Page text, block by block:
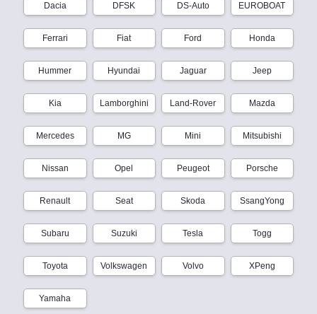
Dacia DFSK DS-Auto EUROBOAT
Ferrari Fiat Ford Honda
Hummer Hyundai Jaguar Jeep
Kia Lamborghini Land-Rover Mazda
Mercedes MG Mini Mitsubishi
Nissan Opel Peugeot Porsche
Renault Seat Skoda SsangYong
Subaru Suzuki Tesla Togg
Toyota Volkswagen Volvo XPeng
Yamaha